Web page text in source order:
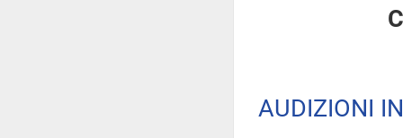
AUDIZIONI